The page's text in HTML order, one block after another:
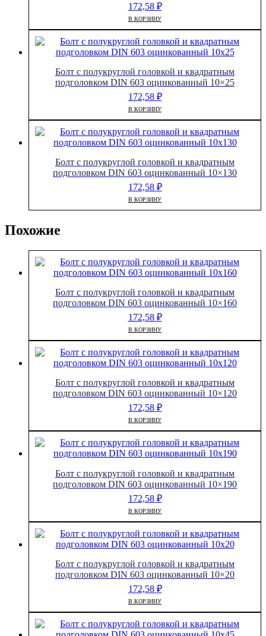
172,58 ₽
В КОРЗИНУ
Болт с полукруглой головкой и квадратным
подголовком DIN 603 оцинкованный 10×25
172,58 ₽
В КОРЗИНУ
Болт с полукруглой головкой и квадратным
подголовком DIN 603 оцинкованный 10×130
172,58 ₽
В КОРЗИНУ
Похожие
Болт с полукруглой головкой и квадратным
подголовком DIN 603 оцинкованный 10×160
172,58 ₽
В КОРЗИНУ
Болт с полукруглой головкой и квадратным
подголовком DIN 603 оцинкованный 10×120
172,58 ₽
В КОРЗИНУ
Болт с полукруглой головкой и квадратным
подголовком DIN 603 оцинкованный 10×190
172,58 ₽
В КОРЗИНУ
Болт с полукруглой головкой и квадратным
подголовком DIN 603 оцинкованный 10×20
172,58 ₽
В КОРЗИНУ